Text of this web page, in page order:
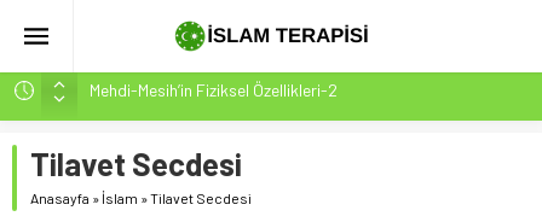
Mehdi-Mesih’in Fiziksel Özellikleri-2
Hakikatin Nihai Ölçüsü: Kur’an-ı Kerim’in Önceki Kitapları
Tasdiki ve Tahrifleri Arındırması
Peygamber Müjdesi Mehdi Mesih’in Gelişi Kitabımız
26.07.2026 Tarihinde Güncellenmiştir(ÇOK ÖNEMLİ)
Tilavet Secdesi
Anasayfa » İslam »Tilavet Secdesi